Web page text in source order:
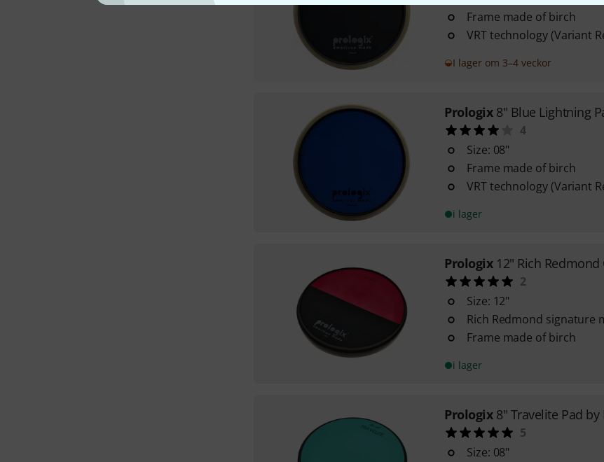
Frame made of birch
VRT technology (Variant
I lager om 3–4 veckor
Prologix 8" Blue Lightning
4
Size: 08"
Frame made of birch
VRT technology (Variant
i lager
Prologix 12" Rich Redmond
2
Size: 12"
Rich Redmond signature
Frame made of birch
i lager
Prologix 8" Travelite Pad by
5
Size: 08"